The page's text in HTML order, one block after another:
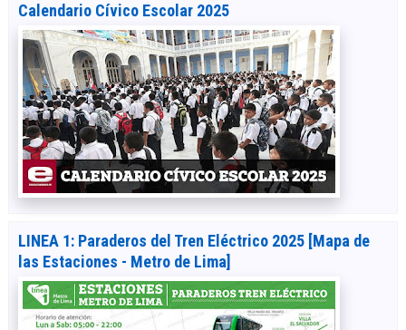
Calendario Cívico Escolar 2025
LINEA 1: Paraderos del Tren Eléctrico 2025 [Mapa de
las Estaciones - Metro de Lima]